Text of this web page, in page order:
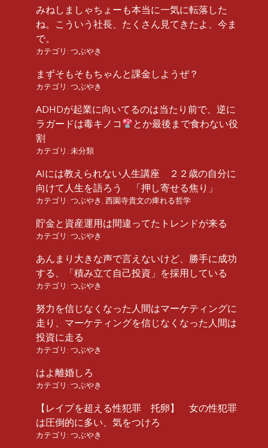
みねしましゃちょーも本当に一気に転落した
ね。こういう社長、たくさん見てきたよ、今ま
で。
カテゴリ: つぶやき
まずそもそもちゃんと課金しようぜ？
カテゴリ: つぶやき
ADHDが起業に向いてるのは当たり前で、逆に
ラガードは毒キノコ
とか最後まで食わない役
割
カテゴリ: 未分類
AIには教えられない人生講座 ２２歳の自分に
向けて人生を語ろう 「押し寄せる焦り」
カテゴリ: つぶやき 西園寺貴文の痺れる哲学
貯金と資産運用は間違ってたトレンドが来る
カテゴリ: つぶやき
あんまり大きな声で言えないけど、勝手に成功
する、「積み立て自己投資」を採用している
カテゴリ: つぶやき
努力を信じなくなった人間はマーケティングに
走り、マーケティングを信じなくなった人間は
投資に走る
カテゴリ: つぶやき
はよ離婚しろ
カテゴリ: つぶやき
【レイプを超える性犯罪 托卵】 女の性犯罪
は圧倒的に多い、気をつけろ
カテゴリ: つぶやき